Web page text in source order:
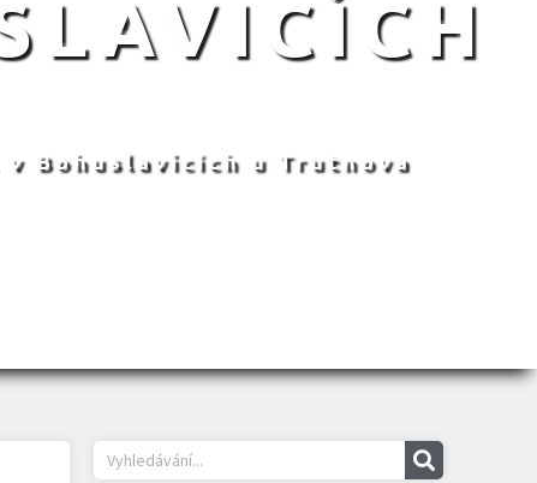
Bohuslavicích u Trutnova